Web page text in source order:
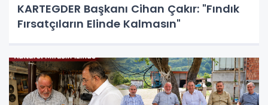
KARTEGDER Başkanı Cihan Çakır: "Fındık
Fırsatçıların Elinde Kalmasın"